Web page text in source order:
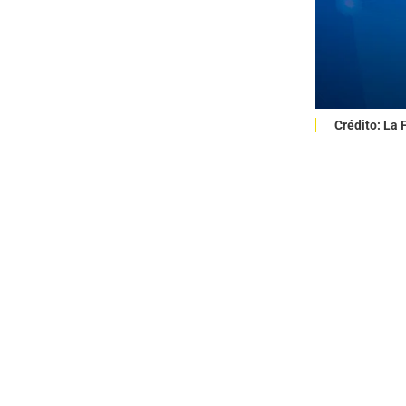
Crédito: La